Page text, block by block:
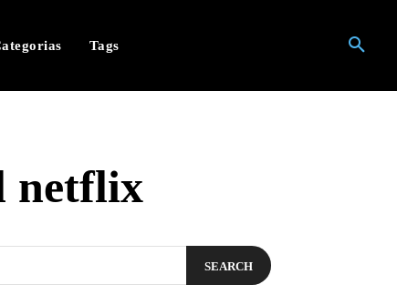
Tags
netflix
SEARCH